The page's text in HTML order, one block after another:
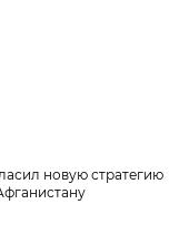
новую стратегию